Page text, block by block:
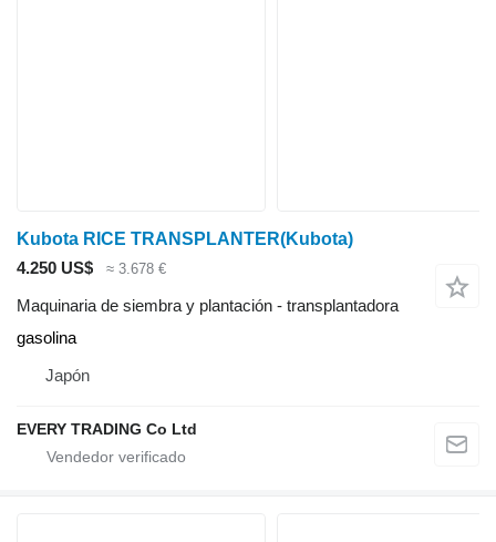
Kubota RICE TRANSPLANTER(Kubota)
4.250 US$
≈ 3.678 €
Maquinaria de siembra y plantación - transplantadora
gasolina
Japón
EVERY TRADING Co Ltd